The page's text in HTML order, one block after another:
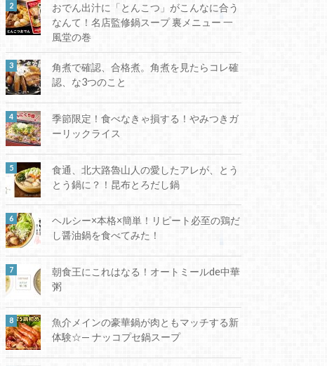
おでん出汁に「とんこつ」がこんなに合う
なんて！名店監修鍋スープ 裏メニュー 一
風堂の巻
角煮で確認、合格煮。角煮を見たらコレ確
認、な3つのこと
季節限定！食べなきゃ損する！やみつきガ
ーリックライス
食通、北大路魯山人の愛したアレが、とう
とう鍋に？！昆布とろだし鍋
ヘルシー×本格×簡単！リピート必至の鶏だ
し醤油鍋を食べてみた！
朝食王にこれはなる！オートミールde中華
粥
魚介メインの豪華鍋が肉ともマッチする新
体験☆— ナッコプセ鍋スープ